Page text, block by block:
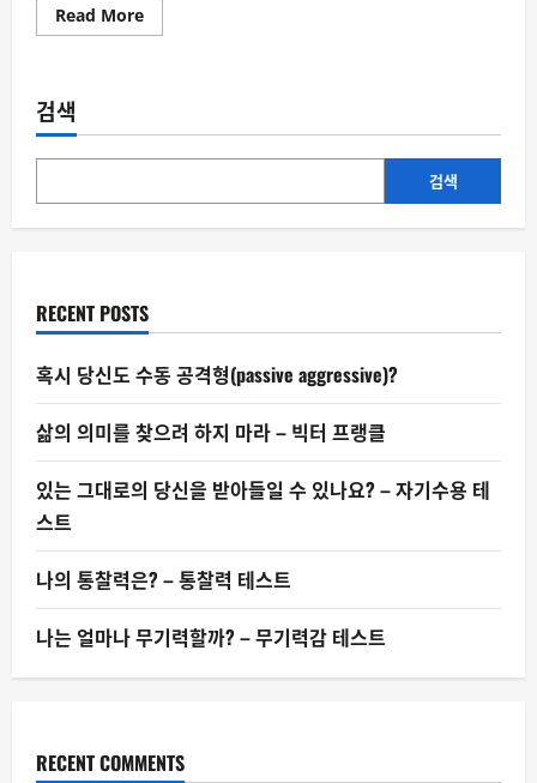
Read MoreRead
more
특
동
에
끌
검색
검색
RECENT POSTS
혹시 당신도 수동 공격형(passive aggressive)?
삶의 의미를 찾으려 하지 마라 – 빅터 프랭클
있는 그대로의 당신을 받아들일 수 있나요? – 자기수용 테
스트
나의 통찰력은? – 통찰력 테스트
나는 얼마나 무기력할까? – 무기력감 테스트
RECENT COMMENTS